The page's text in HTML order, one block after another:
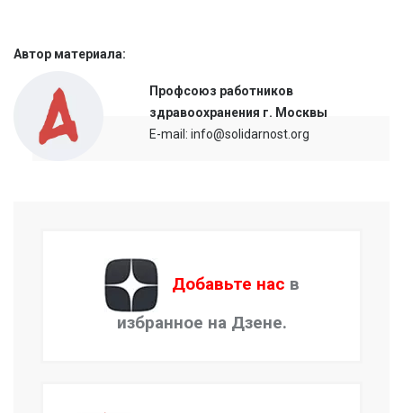
Автор материала:
Профсоюз работников
здравоохранения г. Москвы
E-mail: info@solidarnost.org
Добавьте нас в
избранное на Дзене.